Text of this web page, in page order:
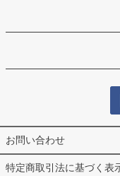
お問い合わせ
特定商取引法に基づく表